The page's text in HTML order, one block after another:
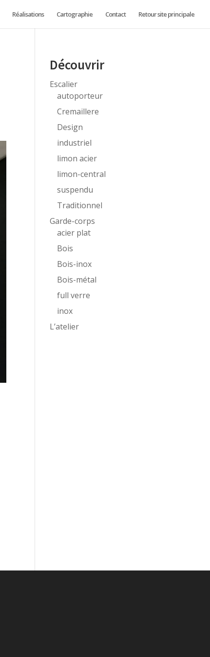
Réalisations Cartographie Contact Retour site principale
Découvrir
Escalier
autoporteur
Cremaillere
Design
industriel
limon acier
limon-central
suspendu
Traditionnel
Garde-corps
acier plat
Bois
Bois-inox
Bois-métal
full verre
inox
L’atelier